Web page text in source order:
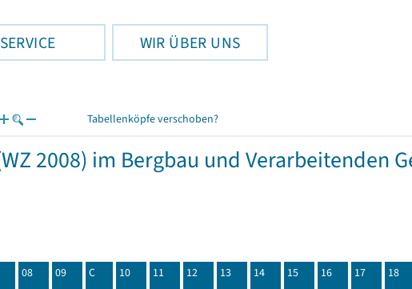
SERVICE WIR ÜBER UNS
Tabellenköpfe verschoben?
2008) im Bergbau und Verarbeitenden
08 09 C 10 11 12 13 14 15 16 17 18